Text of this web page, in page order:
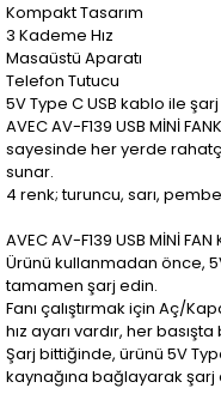
Kompakt Tasarım
3 Kademe Hız
Masaüstü Aparatı
Telefon Tutucu
5V Type C USB kablo ile
AVEC AV-F139 USB MİNİ
sayesinde her yerde
sunar.
4 renk; turuncu, sarı,
AVEC AV-F139 USB MİNİ FAN
Ürünü kullanmadan önce,
tamamen şarj edin.
Fanı çalıştırmak için Aç/
hız ayarı vardır, her basışta
Şarj bittiğinde, ürünü 5V
kaynağına bağlayarak şarj